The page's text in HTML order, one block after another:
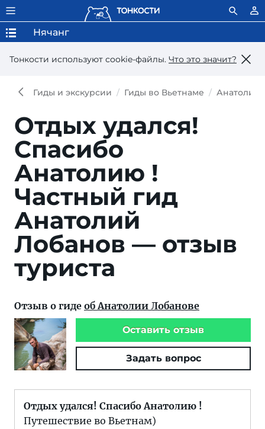
Тонкости используют сookie-файлы. Что это значит?
Нячанг
Гиды и экскурсии Гиды во Вьетнаме Анатолий
Отдых удался!
Спасибо
Анатолию !
Частный гид
Анатолий
Лобанов — отзыв
туриста
Отзыв о гиде об Анатолии Лобанове
Оставить отзыв
Задать вопрос
Отдых удался! Спасибо Анатолию !
Путешествие во Вьетнам)